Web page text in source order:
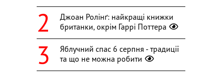
Джоан Ролінґ: найкращі книжки
британки, окрім Гаррі Поттера
Яблучний спас 6 серпня - традиції
та що не можна робити